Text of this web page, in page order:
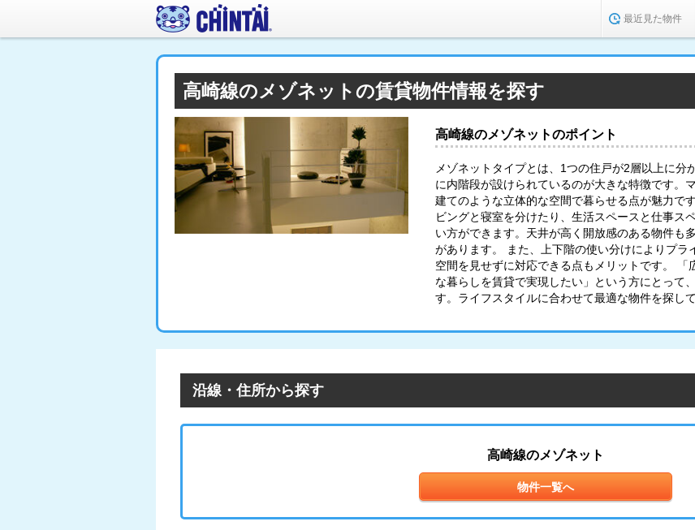
最近見た物件
高崎線のメゾネットの賃貸物件情報を探す
高崎線のメゾネットのポイント
メゾネットタイプとは、1つの住戸が2層以上に分
に内階段が設けられているのが大きな特徴です。
建てのような立体的な空間で暮らせる点が魅力で
ビングと寝室を分けたり、生活スペースと仕事ス
い方ができます。天井が高く開放感のある物件も
があります。 また、上下階の使い分けによりプ
空間を見せずに対応できる点もメリットです。 「
な暮らしを賃貸で実現したい」という方にとって
す。ライフスタイルに合わせて最適な物件を探して
沿線・住所から探す
高崎線のメゾネット
物件一覧へ